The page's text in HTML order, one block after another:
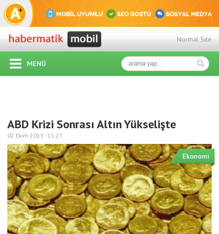
Normal Site
MENÜ
ABD Krizi Sonrası Altın Yükselişte
02 Ekim 2013 - 11:27
Ekonomi